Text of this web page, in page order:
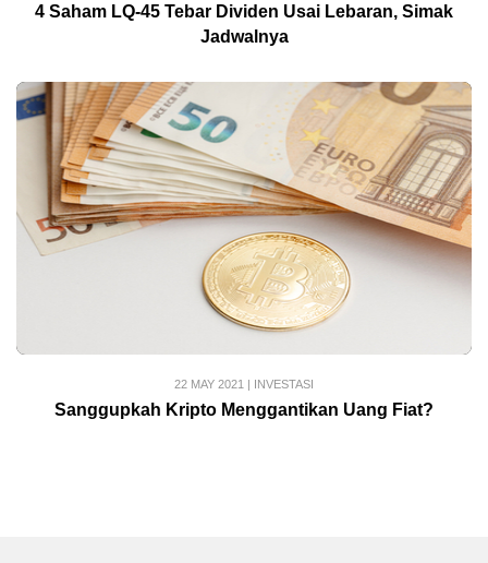
4 Saham LQ-45 Tebar Dividen Usai Lebaran, Simak
Jadwalnya
22 MAY 2021 | INVESTASI
Sanggupkah Kripto Menggantikan Uang Fiat?